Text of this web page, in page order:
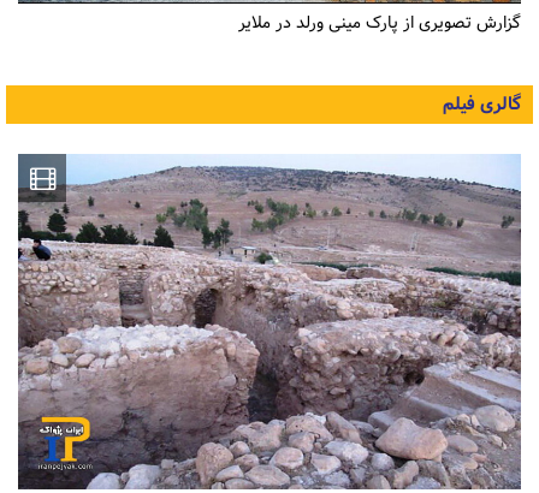
گزارش تصویری از پارک مینی ورلد در ملایر
گالری فیلم